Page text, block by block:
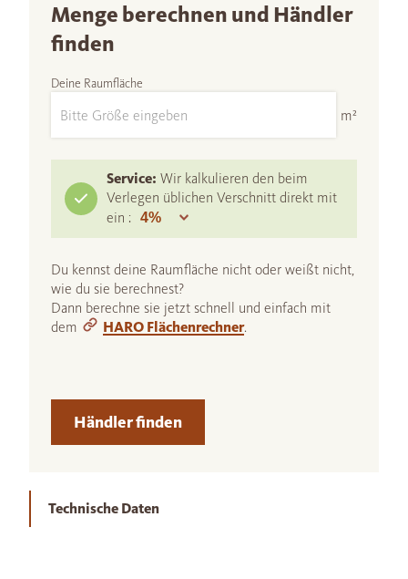
Menge berechnen und Händler
finden
Deine Raumfläche
m²
Service: Wir kalkulieren den beim
Verlegen üblichen Verschnitt direkt mit
ein :
Du kennst deine Raumfläche nicht oder weißt nicht,
wie du sie berechnest?
Dann berechne sie jetzt schnell und einfach mit
dem
HARO Flächenrechner.
Händler finden
Technische Daten